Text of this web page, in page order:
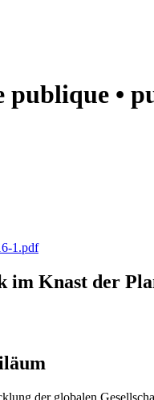
publique •
1.pdf
im Knast der
der globalen